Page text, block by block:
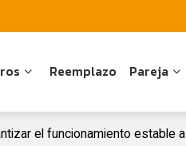
Reemplazo Pareja
el funcionamiento estable